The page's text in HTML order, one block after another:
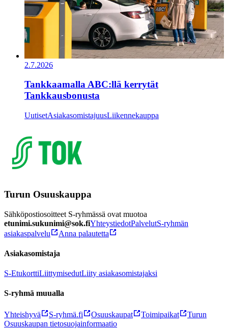
2.7.2026
Tankkaamalla ABC:llä kerrytät
Tankkausbonusta
UutisetAsiakasomistajuusLiikennekauppa
Turun Osuuskauppa
Sähköpostiosoitteet S-ryhmässä ovat muotoa
etunimi.sukunimi@sok.fiYhteystiedotPalvelutS-ryhmän
asiakaspalvelu
Anna palautetta
Asiakasomistaja
S-EtukorttiLiittymisedutLiity asiakasomistajaksi
S-ryhmä muualla
Yhteishyvä S-ryhmä.fi Osuuskaupat Toimipaikat
Turun
Osuuskaupan tietosuojainformaatio